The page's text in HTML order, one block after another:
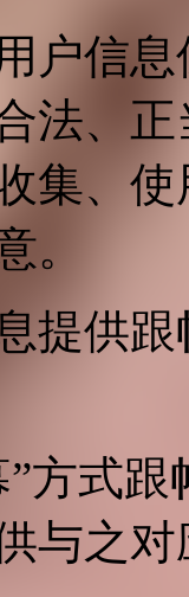
户信
法、
集、
。
提供
”方式
与之